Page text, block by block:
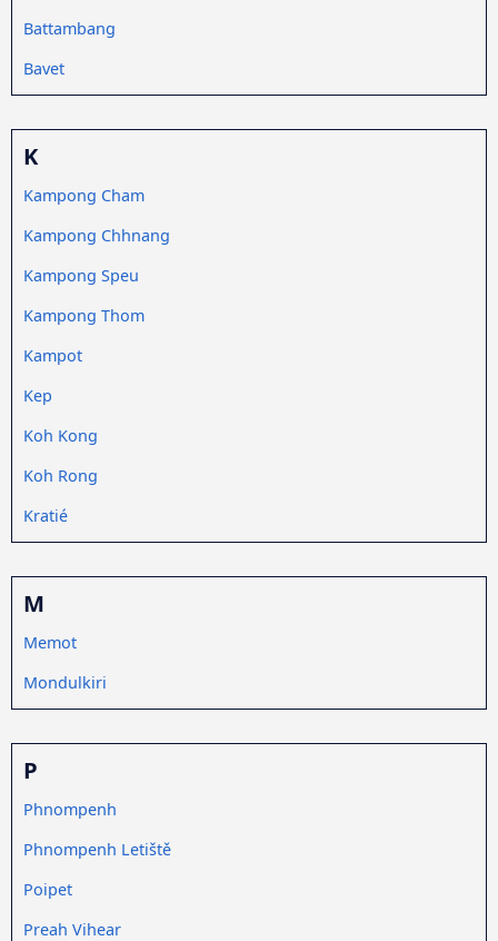
Battambang
Bavet
K
Kampong Cham
Kampong Chhnang
Kampong Speu
Kampong Thom
Kampot
Kep
Koh Kong
Koh Rong
Kratié
M
Memot
Mondulkiri
P
Phnompenh
Phnompenh Letiště
Poipet
Preah Vihear